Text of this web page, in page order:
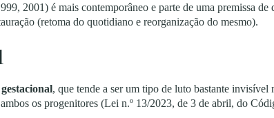
2001) é mais contemporâneo e parte de uma premissa
(retoma do quotidiano e reorganização do mesmo).
, que tende a ser um tipo de luto bastante
os progenitores (Lei n.º 13/2023, de 3 de abril, do